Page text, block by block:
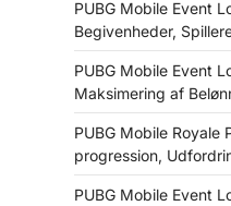
PUBG Mobile Event
Begivenheder,
PUBG Mobile Event
Maksimering af
PUBG Mobile Royale
progression,
PUBG Mobile Event